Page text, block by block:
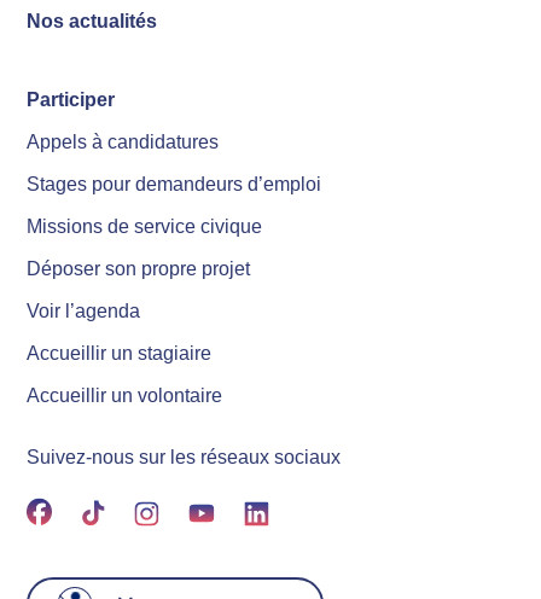
Nos actualités
Participer
Appels à candidatures
Stages pour demandeurs d’emploi
Missions de service civique
Déposer son propre projet
Voir l’agenda
Accueillir un stagiaire
Accueillir un volontaire
Suivez-nous sur les réseaux sociaux